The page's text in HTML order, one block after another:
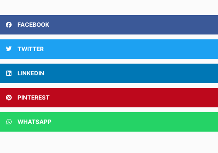
FACEBOOK
TWITTER
LINKEDIN
PINTEREST
WHATSAPP